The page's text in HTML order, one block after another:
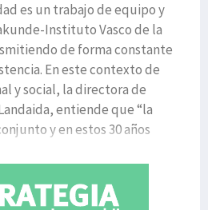
es un trabajo de equipo y
Instituto Vasco de la
de forma constante
En este contexto de
y social, la directora de
entiende que “la
y en estos 30 años